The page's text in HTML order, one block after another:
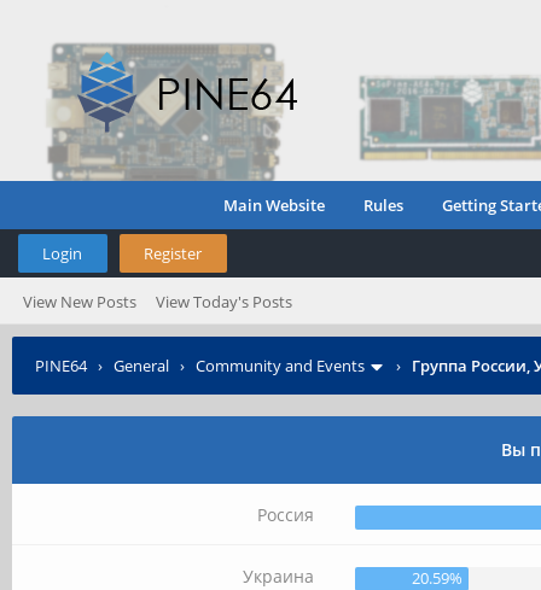
Main Website Rules Getting
Login Register
View New Posts View Today's Posts
PINE64› General › Community and Events › Группа России,
Вы
Россия
Украина 20.59%